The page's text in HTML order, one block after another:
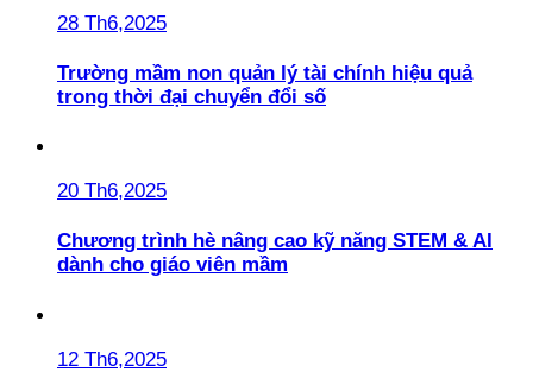
28 Th6,2025
Trường mầm non quản lý tài chính hiệu quả
trong thời đại chuyển đổi số
20 Th6,2025
Chương trình hè nâng cao kỹ năng STEM & AI
dành cho giáo viên mầm
12 Th6,2025